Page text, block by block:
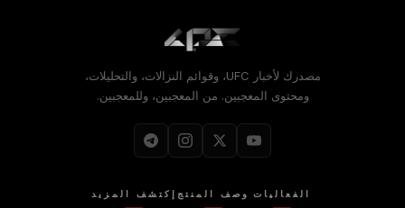
مصدرك لأخبار UFC، وقوائم النزالات، والتحليلات،
ومحتوى المعجبين. من المعجبين، وللمعجبين.
الفعاليات وصف المنتج إكتشف المزيد